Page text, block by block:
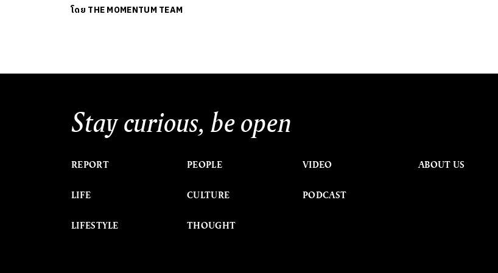
โดย THE MOMENTUM TEAM
Stay curious, be open
REPORT
LIFE
LIFESTYLE
PEOPLE
CULTURE
THOUGHT
VIDEO
PODCAST
ABOUT US